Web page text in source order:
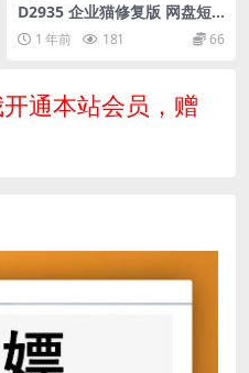
D2935 企业猫修复版 网盘短
剧资源转存项目源码支持夸克
1 年前 181 66
通本站会员，赠